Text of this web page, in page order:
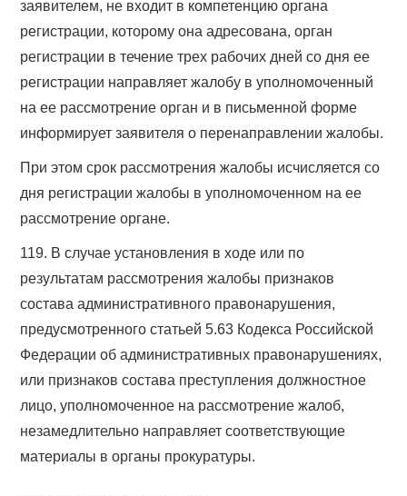
заявителем, не входит в компетенцию органа
регистрации, которому она адресована, орган
регистрации в течение трех рабочих дней со дня ее
регистрации направляет жалобу в уполномоченный
на ее рассмотрение орган и в письменной форме
информирует заявителя о перенаправлении жалобы.
При этом срок рассмотрения жалобы исчисляется со
дня регистрации жалобы в уполномоченном на ее
рассмотрение органе.
119. В случае установления в ходе или по
результатам рассмотрения жалобы признаков
состава административного правонарушения,
предусмотренного статьей 5.63 Кодекса Российской
Федерации об административных правонарушениях,
или признаков состава преступления должностное
лицо, уполномоченное на рассмотрение жалоб,
незамедлительно направляет соответствующие
материалы в органы прокуратуры.